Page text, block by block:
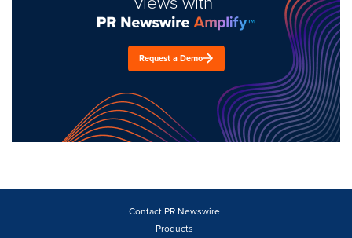
Request a Demo
Contact PR Newswire
Products